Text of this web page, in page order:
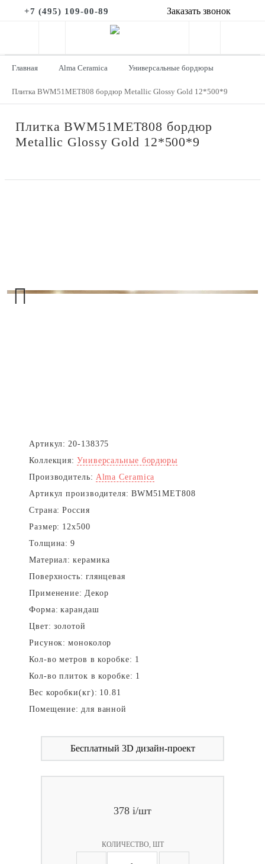
+7 (495) 109-00-89 Заказать звонок
Главная Alma Ceramica Универсальные бордюры
Плитка BWM51MET808 бордюр Metallic Glossy Gold 12*500*9
Плитка BWM51MET808 бордюр
Metallic Glossy Gold 12*500*9
Артикул: 20-138375
Коллекция: Универсальные бордюры
Производитель: Alma Ceramica
Артикул производителя: BWM51MET808
Страна: Россия
Размер: 12x500
Толщина: 9
Материал: керамика
Поверхность: глянцевая
Применение: Декор
Форма: карандаш
Цвет: золотой
Рисунок: моноколор
Кол-во метров в коробке: 1
Кол-во плиток в коробке: 1
Вес коробки(кг): 10.81
Помещение: для ванной
Бесплатный 3D дизайн-проект
378 i/шт
КОЛИЧЕСТВО, ШТ